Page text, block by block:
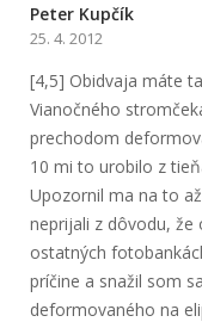
Peter Kupčík
25. 4. 2012
[4,5] Obidvaja máte
Vianočného
prechodom
10 mi to urobilo z
Upozornil ma na to
neprijali z dôvodu, že
ostatných
príčine a snažil som
deformovaného na